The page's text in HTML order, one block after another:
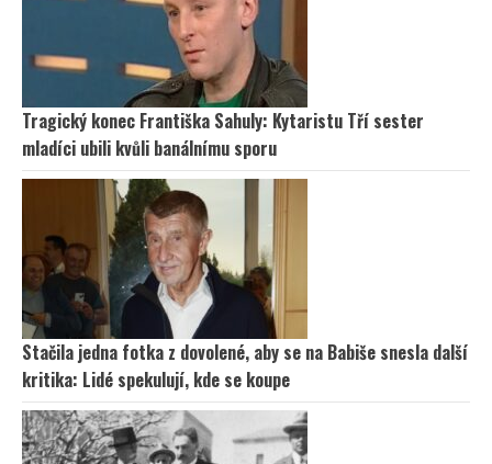
Tragický konec Františka Sahuly: Kytaristu Tří sester
mladíci ubili kvůli banálnímu sporu
Stačila jedna fotka z dovolené, aby se na Babiše snesla další
kritika: Lidé spekulují, kde se koupe